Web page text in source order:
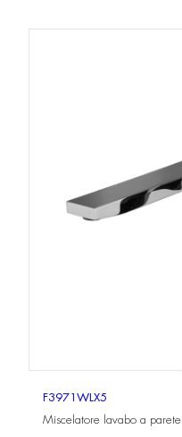
F3971WLX5
Miscelatore lavabo a parete